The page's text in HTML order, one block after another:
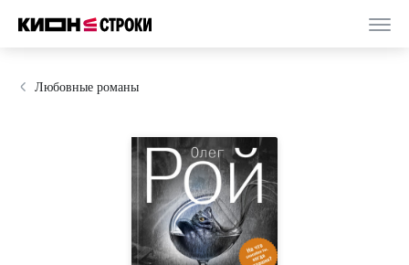
Любовные романы